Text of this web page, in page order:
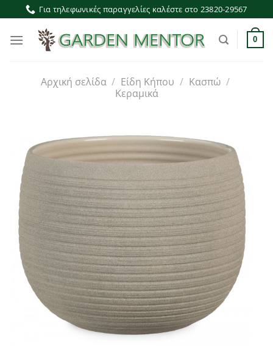
Μετάβαση
στο
περιεχόμενο
Για τηλεφωνικές παραγγελίες καλέστε στο 23820-29567
0
Αρχική σελίδα / Είδη Κήπου / Κασπώ /
Κεραμικά